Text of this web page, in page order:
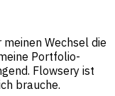
Wechsel die
Portfolio-
Flowsery ist
brauche.